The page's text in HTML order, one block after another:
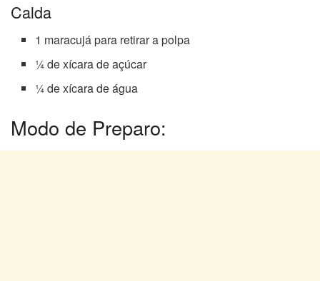
Calda
1 maracujá para retirar a polpa
¼ de xícara de açúcar
¼ de xícara de água
Modo de Preparo: